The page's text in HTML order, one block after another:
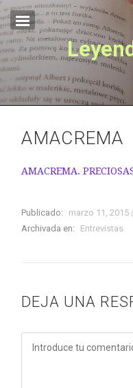
Inicio
Sobre mí
EL OTRO LADO
Lo Que La Niebla
EL OTRO LADO
AMACREMA
AMACREMA.
Publicado: marzo 11, 2015
Archivada en:
Entrevistas
DEJA UNA